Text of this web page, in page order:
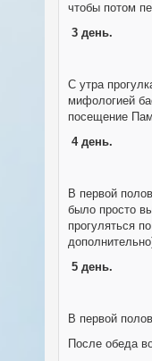
чтобы потом
3 день.
С утра
мифологией
посещение
4 день.
В первой
было просто
прогуляться
5 день.
В первой
После обеда